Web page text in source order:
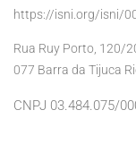
https://isni.org/isni/
Rua Ruy Porto, 120/
077 Barra da Tijuca
CNPJ 03.484.075/